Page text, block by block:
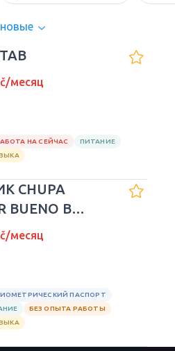
месяц
НА СЕЙЧАС
ПИТАНИЕ
CHUPA
BUENO В
месяц
ПАСПОРТ
БЕЗ ОПЫТА РАБОТЫ